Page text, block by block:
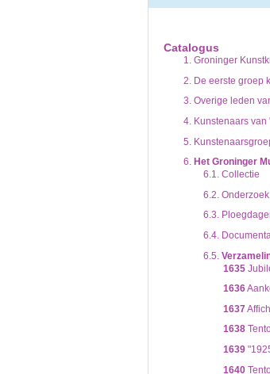
bevatten.
Bij het zoeken in de
Catalogus
1.Groninger
2.De eerste groep
3.Overige leden
4.Kunstenaars van
5.
6. Het Groninger
6.1.Collectie
6.2.Onderzoek
6.3.
6.4.
6.5.
1635
1636
1637
1638
1639
1640